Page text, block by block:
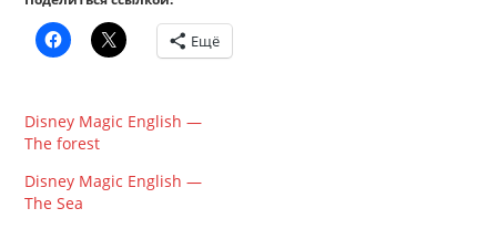
Ещё
Disney Magic English —
The forest
Disney Magic English —
The Sea